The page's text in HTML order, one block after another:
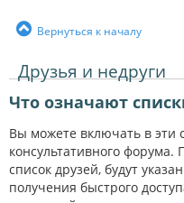
Вернуться к началу
Друзья и недруги
Что означают
Вы можете включать в эти
консультативного форума.
список друзей, будут
получения быстрого